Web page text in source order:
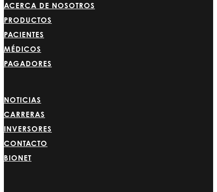
ACERCA DE NOSOTROS
PRODUCTOS
PACIENTES
MÉDICOS
PAGADORES
NOTICIAS
CARRERAS
INVERSORES
CONTACTO
BIONET